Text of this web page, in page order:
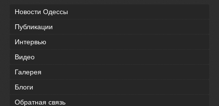
Новости Одессы
Публикации
Интервью
Видео
Галерея
Блоги
Обратная связь